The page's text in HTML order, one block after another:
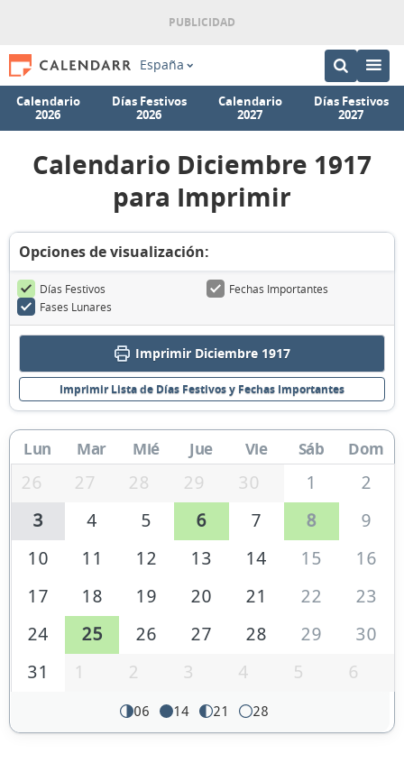
España
Calendario
2026
Días Festivos
2026
Calendario
2027
Días Festivos
2027
Calendario Diciembre 1917
para Imprimir
Opciones de visualización:
Días Festivos
Fechas Importantes
Fases Lunares
Imprimir Diciembre 1917
Imprimir Lista de Días Festivos y Fechas Importantes
Lun Mar Mié Jue Vie Sáb Dom
26 27 28 29 30 1
2
3
4 5 6 7 8
9
10
11 12 13 14 15
16
17
18 19 20 21 22
23
24
25 26 27 28 29
30
31
1 2 3 4 5 6
06 14 21 28